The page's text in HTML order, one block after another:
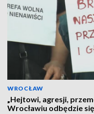
WROCŁAW
„Hejtowi, agresji,
Wrocławiu odbędzie